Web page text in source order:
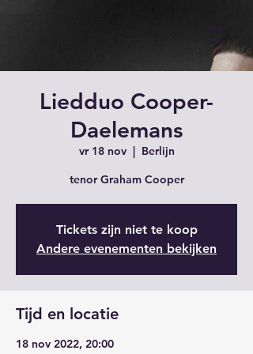
Liedduo Cooper-
Daelemans
vr 18 nov
  |
Berlijn
tenor Graham Cooper
Tickets zijn niet te koop
Andere evenementen bekijken
Tijd en locatie
18 nov 2022, 20:00